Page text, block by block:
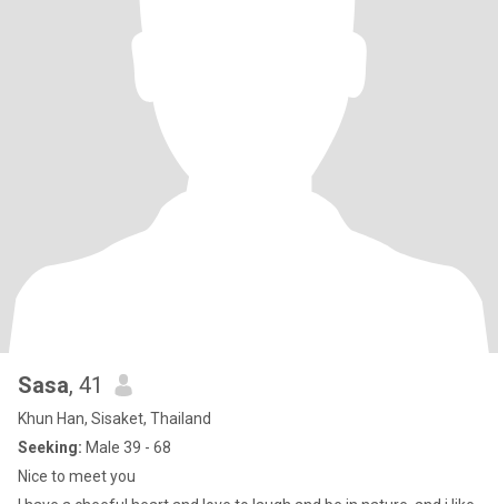
Sasa, 41
Khun Han, Sisaket, Thailand
Seeking: Male 39 - 68
Nice to meet you